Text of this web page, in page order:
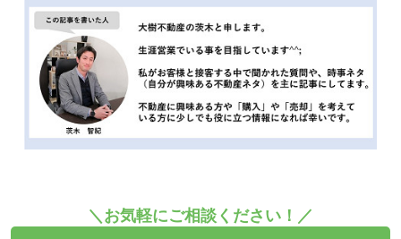
＼お気軽にご相談ください！／